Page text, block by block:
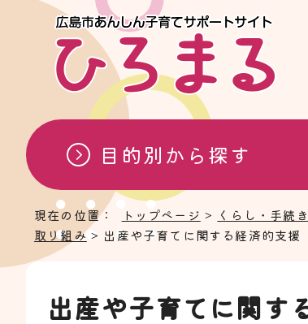
目的別から探す
現在の位置： トップページ > くらし・手続き
取り組み> 出産や子育てに関する経済的支援
出産や子育てに関す